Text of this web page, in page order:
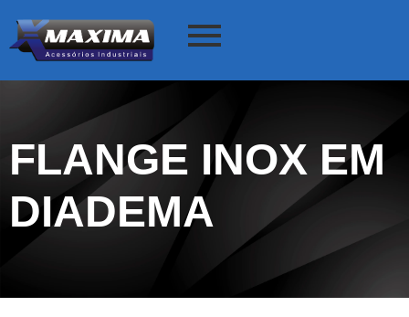
FLANGE INOX EM
DIADEMA